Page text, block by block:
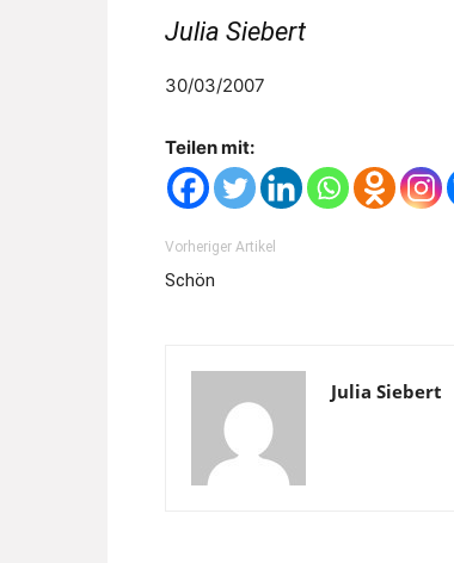
Julia Siebert
30/03/2007
Teilen mit:
Vorheriger Artikel
Schön
Julia Siebert